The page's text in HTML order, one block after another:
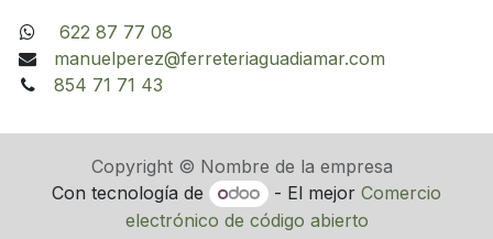
622 87 77 08
manuelperez@ferreteriaguadiamar.com
854 71 71 43
Copyright © Nombre de la empresa
Con tecnología de
- El mejorComercio
electrónico de código abierto